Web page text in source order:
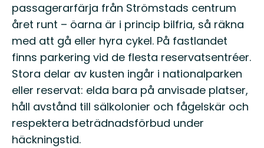
passagerarfärja från Strömstads centrum
året runt – öarna är i princip bilfria, så räkna
med att gå eller hyra cykel. På fastlandet
finns parkering vid de flesta reservatsentréer.
Stora delar av kusten ingår i nationalparken
eller reservat: elda bara på anvisade platser,
håll avstånd till sälkolonier och fågelskär och
respektera beträdnadsförbud under
häckningstid.